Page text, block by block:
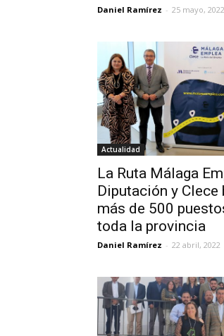
Daniel Ramírez - 25 mayo, 2022
Actualidad
La Ruta Málaga
Diputación y Clece
más de 500
toda la provincia
Daniel Ramírez - 22 abril, 2022